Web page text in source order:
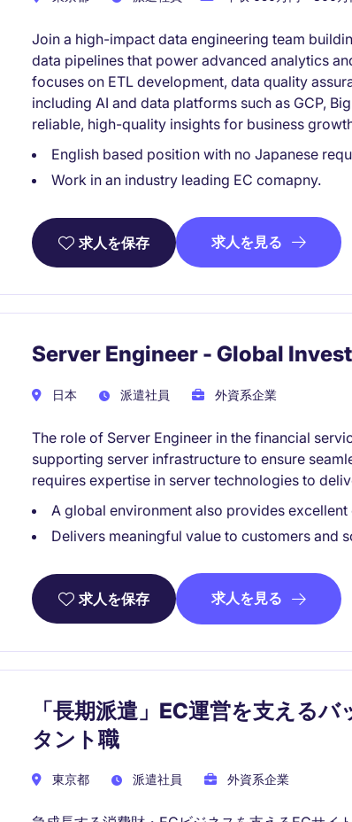
Join a high-impact data engineering team
data pipelines that power advanced analytics
focuses on ETL development, data quality
including AI and data platforms such as GCP,
reliable, high-quality insights for business
English based position with no Japanese
Work in an industry leading EC comapny.
求人を保存 求人を見る
Server Engineer - Global
日本 派遣社員 外資系企業
The role of Server Engineer in the financial
supporting server infrastructure to ensure
requires expertise in server technologies to
A global environment also provides
Delivers meaningful value to customers and
求人を保存 求人を見る
「長期派遣」EC運営を支える
タント職
東京都 派遣社員 外資系企業